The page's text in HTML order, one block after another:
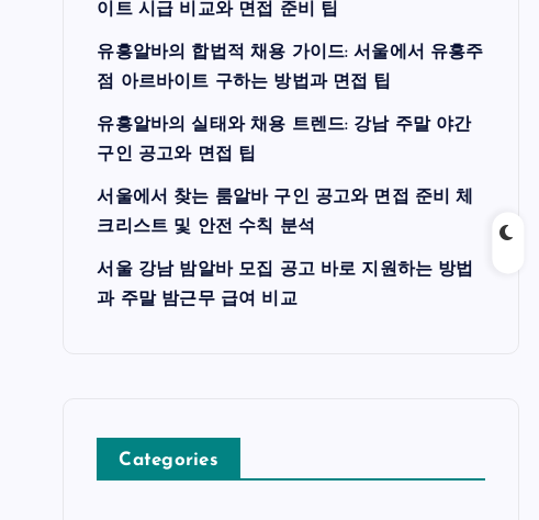
이트 시급 비교와 면접 준비 팁
유흥알바의 합법적 채용 가이드: 서울에서 유흥주
점 아르바이트 구하는 방법과 면접 팁
유흥알바의 실태와 채용 트렌드: 강남 주말 야간
구인 공고와 면접 팁
서울에서 찾는 룸알바 구인 공고와 면접 준비 체
크리스트 및 안전 수칙 분석
서울 강남 밤알바 모집 공고 바로 지원하는 방법
과 주말 밤근무 급여 비교
Categories